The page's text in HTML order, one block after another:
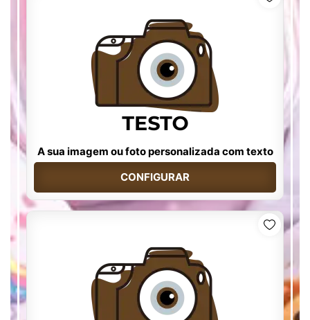
A sua imagem ou foto personalizada com texto
CONFIGURAR